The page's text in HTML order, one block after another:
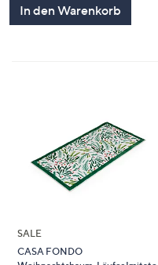
In den Warenkorb
SALE
CASA FONDO